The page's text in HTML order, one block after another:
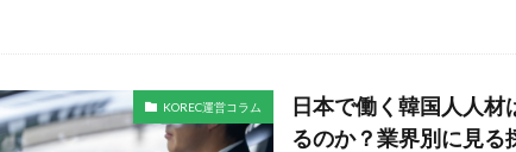
KOREC運営コラム
日本で働く韓国人人
るのか？業界別に見る